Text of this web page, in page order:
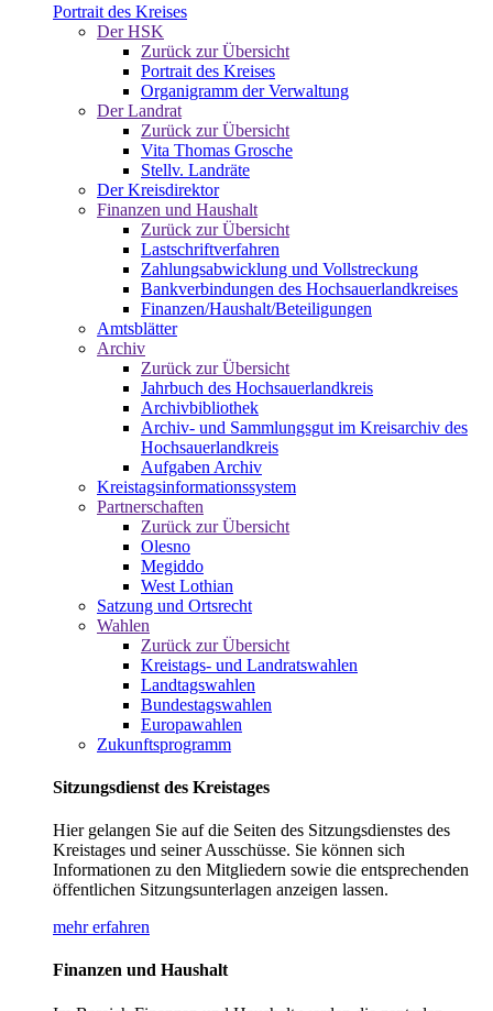
Portrait des Kreises
Der HSK
Zurück zur Übersicht
Portrait des Kreises
Organigramm der Verwaltung
Der Landrat
Zurück zur Übersicht
Vita Thomas Grosche
Stellv. Landräte
Der Kreisdirektor
Finanzen und Haushalt
Zurück zur Übersicht
Lastschriftverfahren
Zahlungsabwicklung und Vollstreckung
Bankverbindungen des Hochsauerlandkreises
Finanzen/Haushalt/Beteiligungen
Amtsblätter
Archiv
Zurück zur Übersicht
Jahrbuch des Hochsauerlandkreis
Archivbibliothek
Archiv- und Sammlungsgut im Kreisarchiv des
Hochsauerlandkreis
Aufgaben Archiv
Kreistagsinformationssystem
Partnerschaften
Zurück zur Übersicht
Olesno
Megiddo
West Lothian
Satzung und Ortsrecht
Wahlen
Zurück zur Übersicht
Kreistags- und Landratswahlen
Landtagswahlen
Bundestagswahlen
Europawahlen
Zukunftsprogramm
Sitzungsdienst des Kreistages
Hier gelangen Sie auf die Seiten des Sitzungsdienstes des
Kreistages und seiner Ausschüsse. Sie können sich
Informationen zu den Mitgliedern sowie die entsprechenden
öffentlichen Sitzungsunterlagen anzeigen lassen.
mehr erfahren
Finanzen und Haushalt